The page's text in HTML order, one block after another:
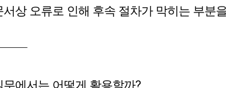
서상 오류로 인해 후속 절차가 막히는 부분
무에서는 어떻게 활용할까?